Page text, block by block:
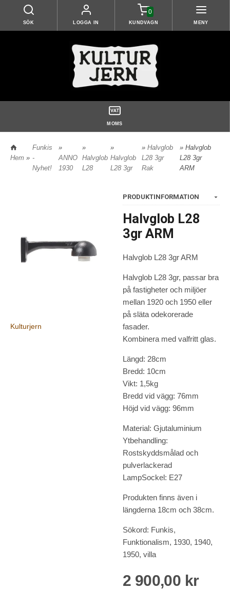
SÖK LOGGA IN
0
KUNDVAGN MENY
MOMS
Hem »
Funkis
-
Nyhet!
»
ANNO
1930
»
Halvglob
L28
»
Halvglob
L28 3gr
» Halvglob
L28 3gr
Rak
» Halvglob
L28 3gr
ARM
Kulturjern
PRODUKTINFORMATION
Halvglob L28
3gr ARM
Halvglob L28 3gr ARM
Halvglob L28 3gr, passar bra
på fastigheter och miljöer
mellan 1920 och 1950 eller
på släta odekorerade
fasader.
Kombinera med valfritt glas.
Längd: 28cm
Bredd: 10cm
Vikt: 1,5kg
Bredd vid vägg: 76mm
Höjd vid vägg: 96mm
Material: Gjutaluminium
Ytbehandling:
Rostskyddsmålad och
pulverlackerad
LampSockel: E27
Produkten finns även i
längderna 18cm och 38cm.
Sökord: Funkis,
Funktionalism, 1930, 1940,
1950, villa
2 900,00 kr